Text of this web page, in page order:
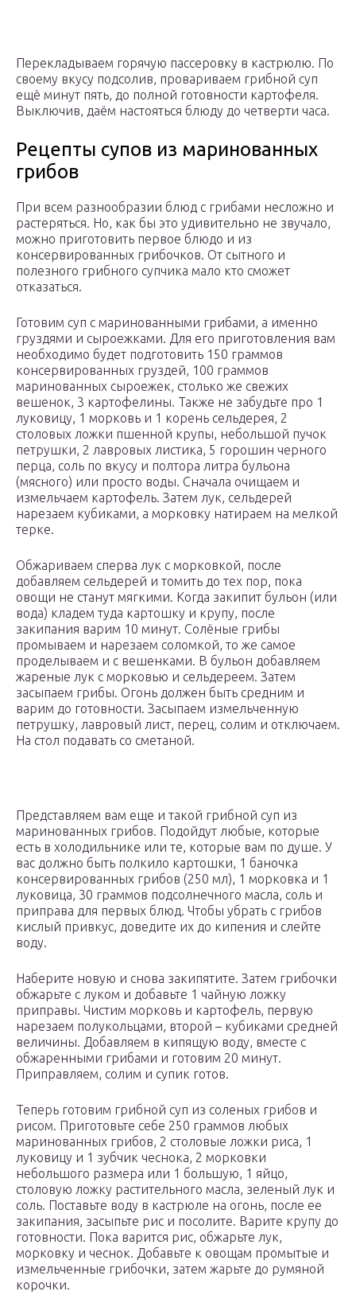
Перекладываем горячую пассеровку в кастрюлю. По
своему вкусу подсолив, провариваем грибной суп
ещё минут пять, до полной готовности картофеля.
Выключив, даём настояться блюду до четверти часа.
Рецепты супов из маринованных
грибов
При всем разнообразии блюд с грибами несложно и
растеряться. Но, как бы это удивительно не звучало,
можно приготовить первое блюдо и из
консервированных грибочков. От сытного и
полезного грибного супчика мало кто сможет
отказаться.
Готовим суп с маринованными грибами, а именно
груздями и сыроежками. Для его приготовления вам
необходимо будет подготовить 150 граммов
консервированных груздей, 100 граммов
маринованных сыроежек, столько же свежих
вешенок, 3 картофелины. Также не забудьте про 1
луковицу, 1 морковь и 1 корень сельдерея, 2
столовых ложки пшенной крупы, небольшой пучок
петрушки, 2 лавровых листика, 5 горошин черного
перца, соль по вкусу и полтора литра бульона
(мясного) или просто воды. Сначала очищаем и
измельчаем картофель. Затем лук, сельдерей
нарезаем кубиками, а морковку натираем на мелкой
терке.
Обжариваем сперва лук с морковкой, после
добавляем сельдерей и томить до тех пор, пока
овощи не станут мягкими. Когда закипит бульон (или
вода) кладем туда картошку и крупу, после
закипания варим 10 минут. Солёные грибы
промываем и нарезаем соломкой, то же самое
проделываем и с вешенками. В бульон добавляем
жареные лук с морковью и сельдереем. Затем
засыпаем грибы. Огонь должен быть средним и
варим до готовности. Засыпаем измельченную
петрушку, лавровый лист, перец, солим и отключаем.
На стол подавать со сметаной.
Представляем вам еще и такой грибной суп из
маринованных грибов. Подойдут любые, которые
есть в холодильнике или те, которые вам по душе. У
вас должно быть полкило картошки, 1 баночка
консервированных грибов (250 мл), 1 морковка и 1
луковица, 30 граммов подсолнечного масла, соль и
приправа для первых блюд. Чтобы убрать с грибов
кислый привкус, доведите их до кипения и слейте
воду.
Наберите новую и снова закипятите. Затем грибочки
обжарьте с луком и добавьте 1 чайную ложку
приправы. Чистим морковь и картофель, первую
нарезаем полукольцами, второй – кубиками средней
величины. Добавляем в кипящую воду, вместе с
обжаренными грибами и готовим 20 минут.
Приправляем, солим и супик готов.
Теперь готовим грибной суп из соленых грибов и
рисом. Приготовьте себе 250 граммов любых
маринованных грибов, 2 столовые ложки риса, 1
луковицу и 1 зубчик чеснока, 2 морковки
небольшого размера или 1 большую, 1 яйцо,
столовую ложку растительного масла, зеленый лук и
соль. Поставьте воду в кастрюле на огонь, после ее
закипания, засыпьте рис и посолите. Варите крупу до
готовности. Пока варится рис, обжарьте лук,
морковку и чеснок. Добавьте к овощам промытые и
измельченные грибочки, затем жарьте до румяной
корочки.